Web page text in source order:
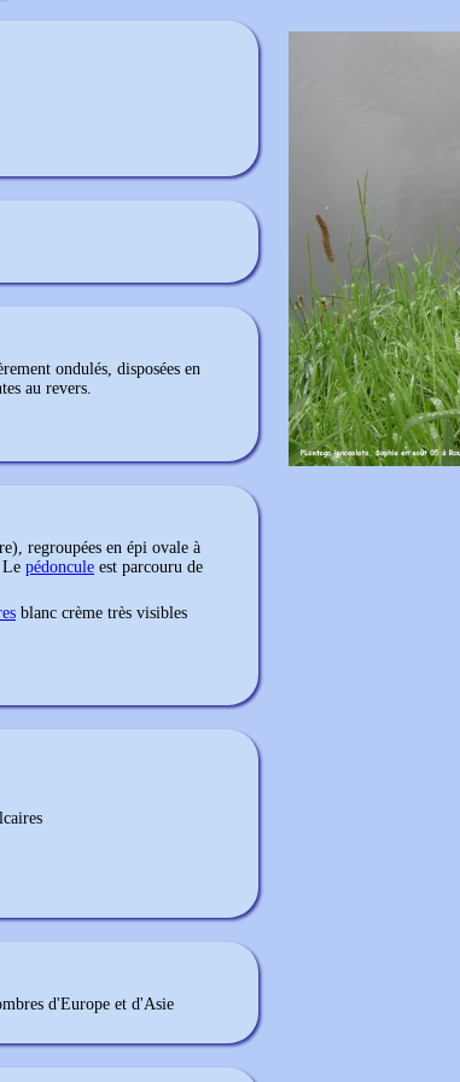
ondulés, disposées en
au revers.
regroupées en épi ovale à
Le pédoncule est parcouru de
blanc crème très visibles
d'Europe et d'Asie